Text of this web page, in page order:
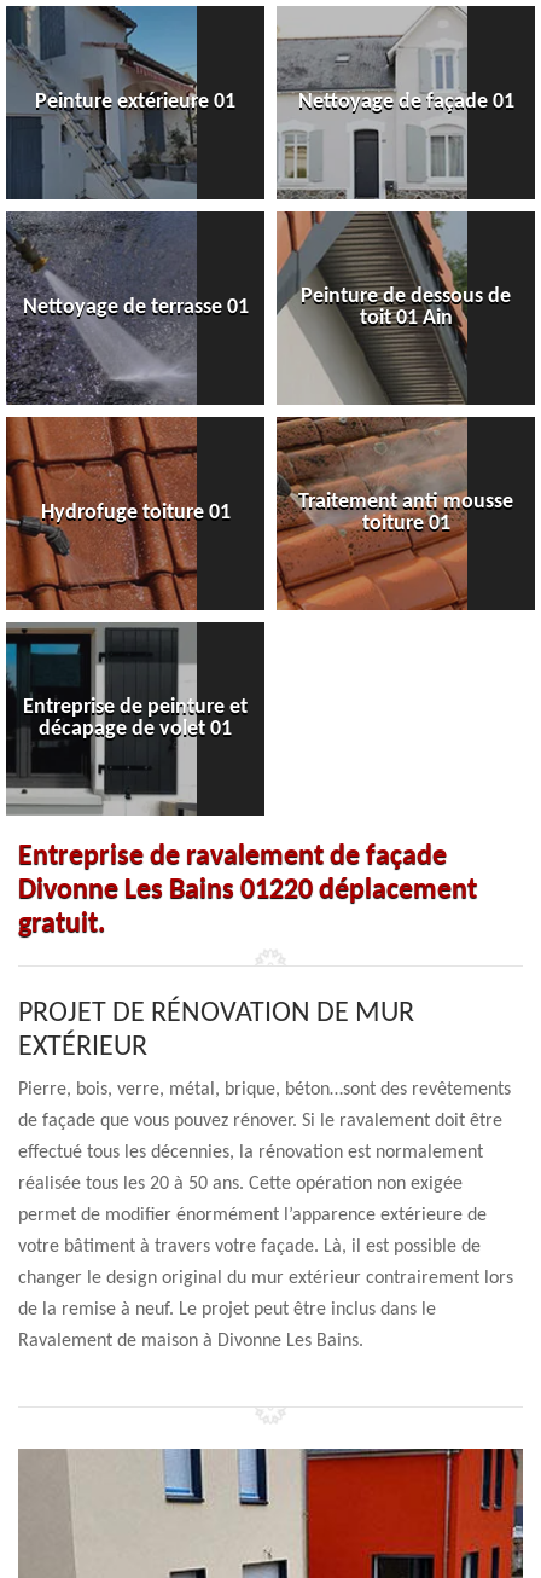
Peinture extérieure 01 Nettoyage de façade 01
Nettoyage de terrasse 01
Peinture de dessous de
toit 01 Ain
Hydrofuge toiture 01
Traitement anti mousse
toiture 01
Entreprise de peinture et
décapage de volet 01
Entreprise de ravalement de façade
Divonne Les Bains 01220 déplacement
gratuit.
PROJET DE RÉNOVATION DE MUR
EXTÉRIEUR
Pierre, bois, verre, métal, brique, béton…sont des revêtements
de façade que vous pouvez rénover. Si le ravalement doit être
effectué tous les décennies, la rénovation est normalement
réalisée tous les 20 à 50 ans. Cette opération non exigée
permet de modifier énormément l’apparence extérieure de
votre bâtiment à travers votre façade. Là, il est possible de
changer le design original du mur extérieur contrairement lors
de la remise à neuf. Le projet peut être inclus dans le
Ravalement de maison à Divonne Les Bains.